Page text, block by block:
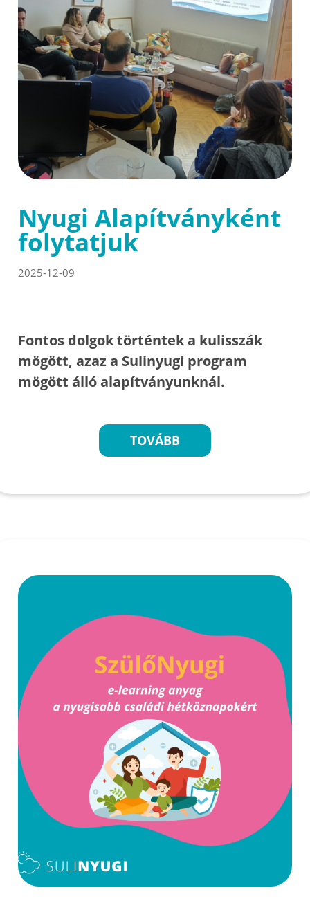
Nyugi Alapítványként
folytatjuk
2025-12-09
Fontos dolgok történtek a kulisszák
mögött, azaz a Sulinyugi program
mögött álló alapítványunknál.
TOVÁBB